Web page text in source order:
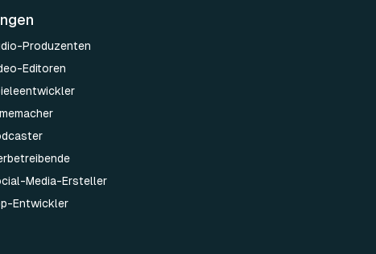
Produzenten
Editoren
Media-Ersteller
Entwickler